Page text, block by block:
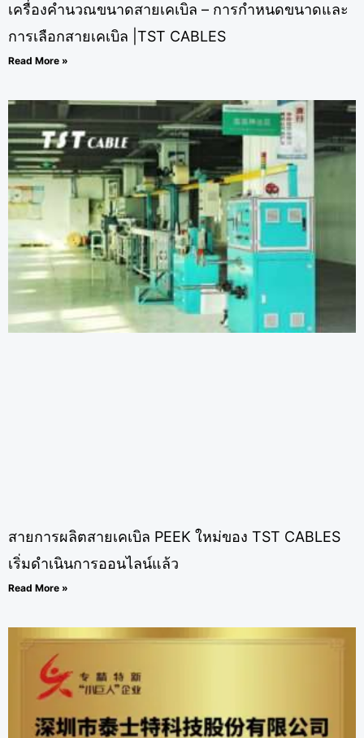
เครื่องคำนวณขนาดสายเคเบิล – การกำหนดขนาดและ
การเลือกสายเคเบิล |TST CABLES
Read More »
สายการผลิตสายเคเบิล PEEK ใหม่ของ TST CABLES
เริ่มดำเนินการออนไลน์แล้ว
Read More »